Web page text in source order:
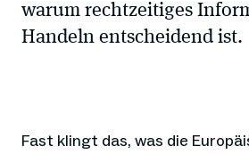
warum rechtzeitiges
Handeln entscheidend ist.
Fast klingt das, was die